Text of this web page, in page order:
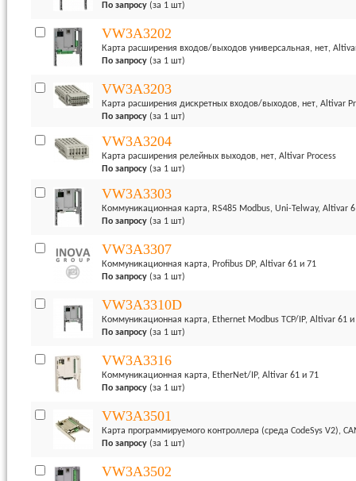
По запросу (за 1 шт)
VW3A3202
Карта расширения входов/выходов универсальная, нет,
По запросу (за 1 шт)
VW3A3203
Карта расширения дискретных входов/выходов, нет, Altivar
По запросу (за 1 шт)
VW3A3204
Карта расширения релейных выходов, нет, Altivar Process
По запросу (за 1 шт)
VW3A3303
Коммуникационная карта, RS485 Modbus, Uni-Telway, Altivar
По запросу (за 1 шт)
VW3A3307
Коммуникационная карта, Profibus DP, Altivar 61 и 71
По запросу (за 1 шт)
VW3A3310D
Коммуникационная карта, Ethernet Modbus TCP/IP, Altivar 61 и
По запросу (за 1 шт)
VW3A3316
Коммуникационная карта, EtherNet/IP, Altivar 61 и 71
По запросу (за 1 шт)
VW3A3501
Карта программируемого контроллера (среда CodeSys V2),
По запросу (за 1 шт)
VW3A3502